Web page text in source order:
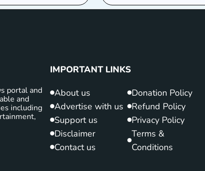
portal and
and
including
IMPORTANT LINKS
About us
Advertise with us
Support us
Disclaimer
Contact us
Donation Policy
Refund Policy
Privacy Policy
Terms &
Conditions